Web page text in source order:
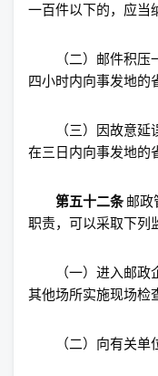
一百件以下的，应当
（二）邮件积压一
四小时内向事发地的
（三）因故意延误
在三日内向事发地的
第五十二条邮政
职责，可以采取下列
（一）进入邮政企
其他场所实施现场检
（二）向有关单位